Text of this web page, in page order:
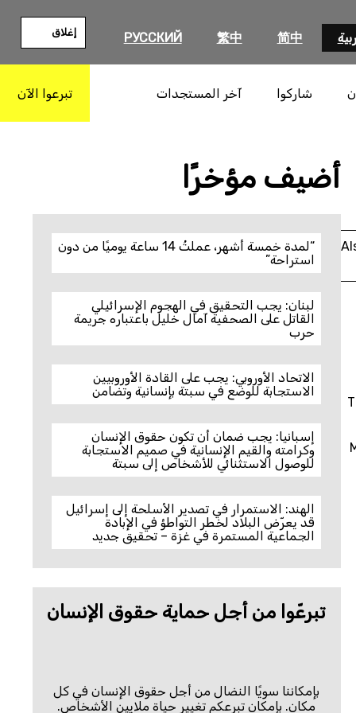
简中
繁中
РУССКИЙ إغلاق
شاركوا آخر المستجدات تبرعوا الآن
أضيف مؤخرًا
“لمدة خمسة أشهر، عملتُ 14 ساعة يوميًا من دون
استراحة”
لبنان: يجب التحقيق في الهجوم الإسرائيلي
القاتل على الصحفية آمال خليل باعتباره جريمة
حرب
الاتحاد الأوروبي: يجب على القادة الأوروبيين
الاستجابة للوضع في سبتة بإنسانية وتضامن
إسبانيا: يجب ضمان أن تكون حقوق الإنسان
وكرامته والقيم الإنسانية في صميم الاستجابة
للوصول الاستثنائي للأشخاص إلى سبتة
الهند: الاستمرار في تصدير الأسلحة إلى إسرائيل
قد يعرّض البلاد لخطر التواطؤ في الإبادة
الجماعية المستمرة في غزة – تحقيق جديد
تبرعّوا من أجل حماية حقوق الإنسان
بإمكاننا سويًا النضال من أجل حقوق الإنسان في كل
مكان. بإمكان تبرعكم تغيير حياة ملايين الأشخاص.